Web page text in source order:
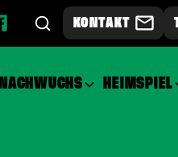
KONTAKT
NACHWUCHS HEIMSPIEL